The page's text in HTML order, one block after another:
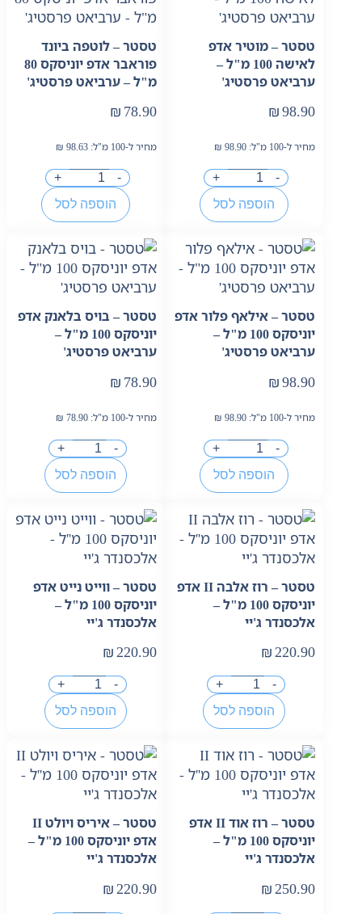
טסטר – מוטיר אדפ
לאישה 100 מ"ל –
ערביאט פרסטיג'
₪98.90
מחיר ל-100 מ"ל: ₪ 98.90
-
+
הוספה לסל
טסטר – לוטפה ביונד
פוראבר אדפ יוניסקס 80
מ"ל – ערביאט פרסטיג'
₪ 78.90
מחיר ל-100 מ"ל: ₪ 98.63
-
+
הוספה לסל
טסטר – אילאף פלור אדפ
יוניסקס 100 מ"ל –
ערביאט פרסטיג'
₪98.90
מחיר ל-100 מ"ל: ₪ 98.90
-
+
הוספה לסל
טסטר – בויס בלאנק אדפ
יוניסקס 100 מ"ל –
ערביאט פרסטיג'
₪ 78.90
מחיר ל-100 מ"ל: ₪ 78.90
-
+
הוספה לסל
טסטר – רוז אלבה II אדפ
יוניסקס 100 מ"ל –
אלכסנדר ג'יי
₪220.90
-
+
הוספה לסל
טסטר – ווייט נייט אדפ
יוניסקס 100 מ"ל –
אלכסנדר ג'יי
₪220.90
-
+
הוספה לסל
טסטר – רוז אוד II אדפ
יוניסקס 100 מ"ל –
אלכסנדר ג'יי
₪ 250.90
טסטר – איריס ויולט II
אדפ יוניסקס 100 מ"ל –
אלכסנדר ג'יי
₪ 220.90